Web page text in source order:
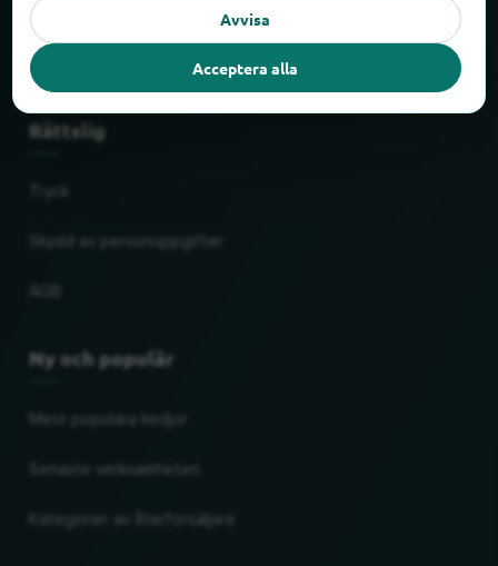
Fakta och siffror
Partner
Rättslig
Ny och populär
Senaste verksamheten
Kategorier av återförsäljare
Avvisa
Acceptera alla